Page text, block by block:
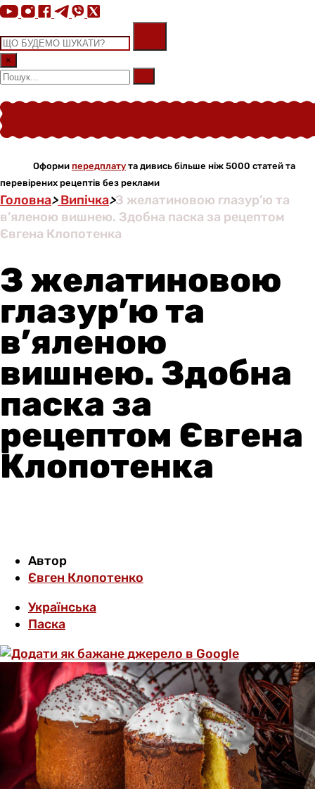
×
Оформи передплату та дивись більше ніж 5000 статей та
перевірених рецептів без реклами
Головна>Випічка>З желатиновою глазур’ю та
в’яленою вишнею. Здобна паска за рецептом
Євгена Клопотенка
З желатиновою
глазур’ю та
в’яленою
вишнею. Здобна
паска за
рецептом Євгена
Клопотенка
Автор
Євген Клопотенко
Українська
Паска